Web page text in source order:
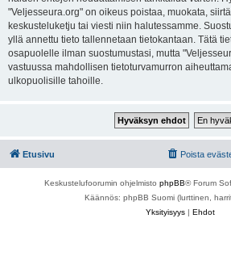
"Veljesseura.org" on oikeus poistaa, muokata,
keskusteluketju tai viesti niin halutessamme.
yllä annettu tieto tallennetaan tietokantaan. Tätä
osapuolelle ilman suostumustasi, mutta
vastuussa mahdollisen tietoturvamurron
ulkopuolisille tahoille.
Etusivu Poista
Keskustelufoorumin ohjelmisto phpBB® Forum
Käännös: phpBB Suomi (lurttinen,
Yksityisyys | Ehdot